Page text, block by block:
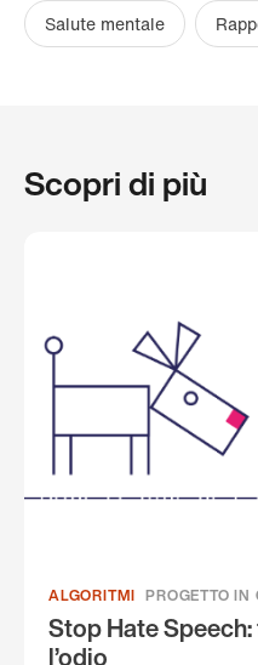
Salute mentale
Scopri di più
ALGORITMI PROGETTO IN
Stop Hate
l’odio